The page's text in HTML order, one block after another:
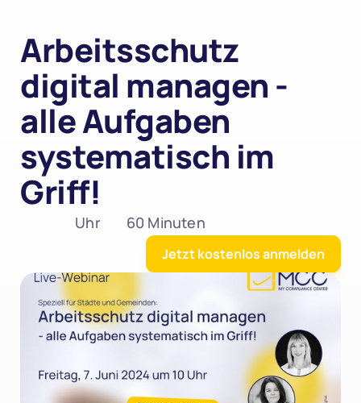
Arbeitsschutz
digital managen -
alle Aufgaben
systematisch im
Griff!
Uhr 60 Minuten
Jetzt kostenlos anmelden